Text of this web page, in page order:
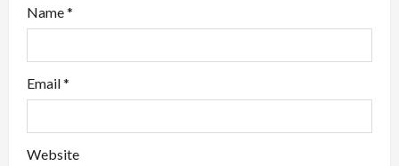
Name*
Email*
Website